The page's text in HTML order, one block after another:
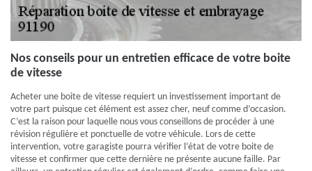
Nos conseils pour un entretien efficace de votre boite
de vitesse
Acheter une boite de vitesse requiert un investissement important de
votre part puisque cet élément est assez cher, neuf comme d’occasion.
C’est la raison pour laquelle nous vous conseillons de procéder à une
révision régulière et ponctuelle de votre véhicule. Lors de cette
intervention, votre garagiste pourra vérifier l’état de votre boite de
vitesse et confirmer que cette dernière ne présente aucune faille. Par